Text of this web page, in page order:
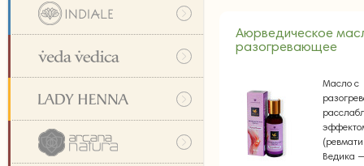
Аюрведическое
разогревающее
Масло с
Ведика